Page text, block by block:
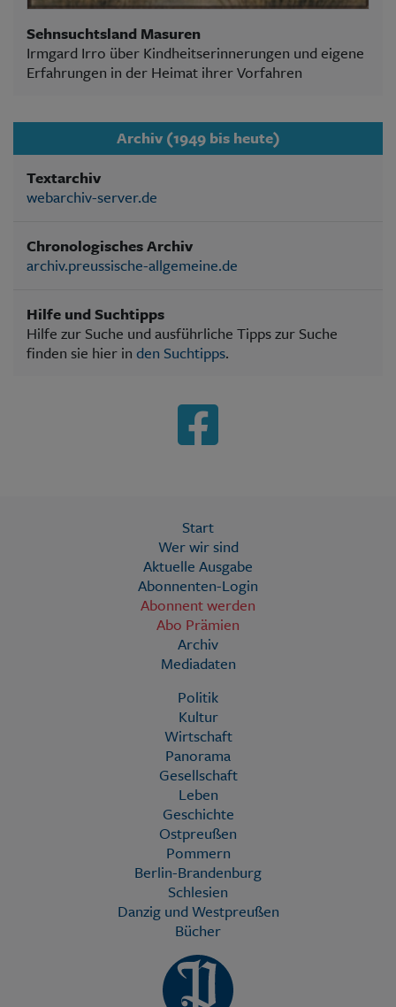
Sehnsuchtsland Masuren
Irmgard Irro über Kindheitserinnerungen und eigene
Erfahrungen in der Heimat ihrer Vorfahren
Archiv (1949 bis heute)
Textarchiv
webarchiv-server.de
Chronologisches Archiv
archiv.preussische-allgemeine.de
Hilfe und Suchtipps
Hilfe zur Suche und ausführliche Tipps zur Suche
finden sie hier in den Suchtipps.
Start
Wer wir sind
Aktuelle Ausgabe
Abonnenten-Login
Abonnent werden
Abo Prämien
Archiv
Mediadaten
Politik
Kultur
Wirtschaft
Panorama
Gesellschaft
Leben
Geschichte
Ostpreußen
Pommern
Berlin-Brandenburg
Schlesien
Danzig und Westpreußen
Bücher